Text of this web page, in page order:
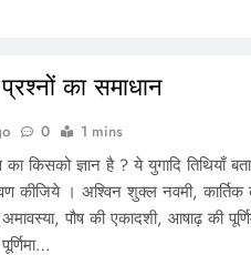
का समाधान
0 1 mins
किसको ज्ञान है ? ये युगादि तिथियाँ
कीजिये । अश्विन शुक्ल नवमी, कार्तिक
पौष की एकादशी, आषाढ़ की